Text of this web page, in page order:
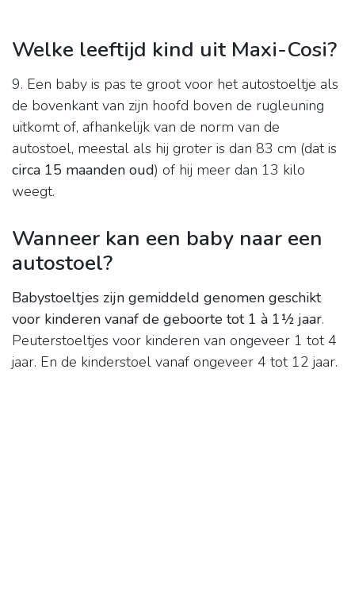
Welke leeftijd kind uit Maxi-Cosi?
9. Een baby is pas te groot voor het autostoeltje als
de bovenkant van zijn hoofd boven de rugleuning
uitkomt of, afhankelijk van de norm van de
autostoel, meestal als hij groter is dan 83 cm (dat is
circa 15 maanden oud) of hij meer dan 13 kilo
weegt.
Wanneer kan een baby naar een
autostoel?
Babystoeltjes zijn gemiddeld genomen geschikt
voor kinderen vanaf de geboorte tot 1 à 1½ jaar.
Peuterstoeltjes voor kinderen van ongeveer 1 tot 4
jaar. En de kinderstoel vanaf ongeveer 4 tot 12 jaar.